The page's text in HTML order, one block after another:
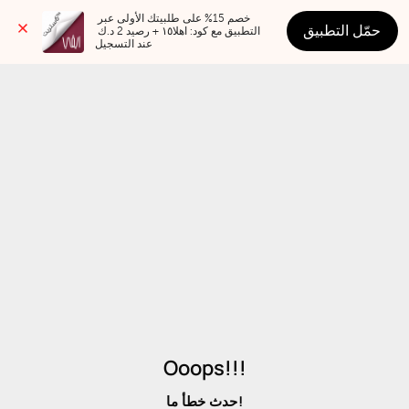
عند التسجيل
حمّل التطبيق
Ooops!!!
حدث خطأ ما!